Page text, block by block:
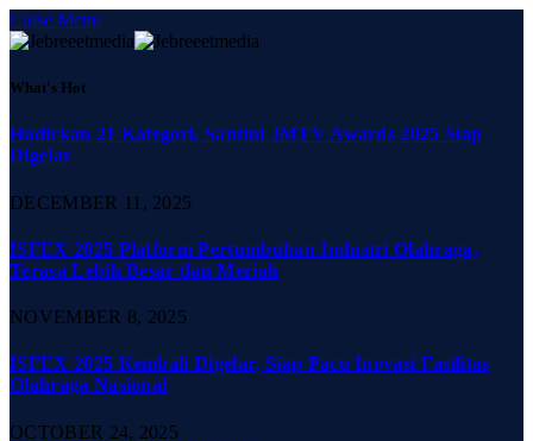
Close Menu
What's Hot
Hadirkan 21 Kategori, Santini JMTV Awards 2025 Siap
Digelar
DECEMBER 11, 2025
ISFEX 2025 Platform Pertumbuhan Industri Olahraga,
Terasa Lebih Besar dan Meriah
NOVEMBER 8, 2025
ISFEX 2025 Kembali Digelar, Siap Pacu Inovasi Fasilitas
Olahraga Nasional
OCTOBER 24, 2025